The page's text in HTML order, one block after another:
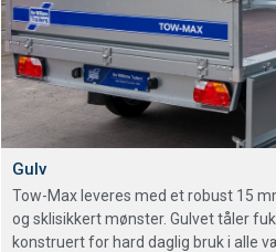
Gulv
Tow-Max leveres med et robust 15
og sklisikkert mønster. Gulvet tåler
konstruert for hard daglig bruk i alle